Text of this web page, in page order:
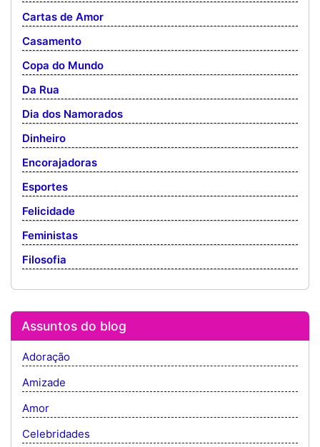
Cartas de Amor
Casamento
Copa do Mundo
Da Rua
Dia dos Namorados
Dinheiro
Encorajadoras
Esportes
Felicidade
Feministas
Filosofia
Assuntos do blog
Adoração
Amizade
Amor
Celebridades